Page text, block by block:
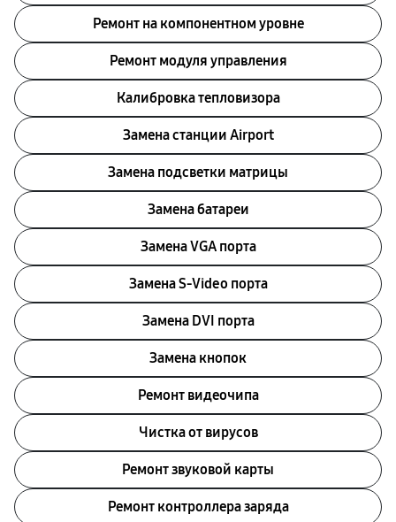
Ремонт на компонентном уровне
Ремонт модуля управления
Калибровка тепловизора
Замена станции Airport
Замена подсветки матрицы
Замена батареи
Замена VGA порта
Замена S-Video порта
Замена DVI порта
Замена кнопок
Ремонт видеочипа
Чистка от вирусов
Ремонт звуковой карты
Ремонт контроллера заряда